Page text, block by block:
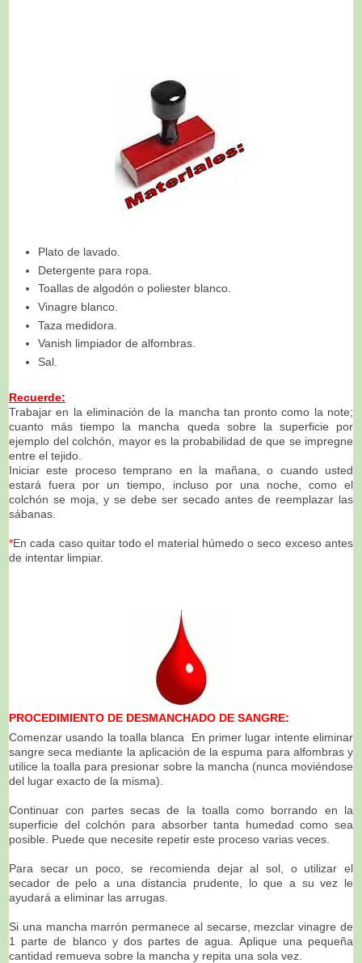
Plato de lavado.
Detergente para ropa.
Toallas de algodón o poliester blanco.
Vinagre blanco.
Taza medidora.
Vanish limpiador de alfombras.
Sal.
Recuerde:
Trabajar en la eliminación de la mancha tan pronto como la note;
cuanto más tiempo la mancha queda sobre la superficie por
ejemplo del colchón, mayor es la probabilidad de que se impregne
entre el tejido.
Iniciar este proceso temprano en la mañana, o cuando usted
estará fuera por un tiempo, incluso por una noche, como el
colchón se moja, y se debe ser secado antes de reemplazar las
sábanas.
*En cada caso quitar todo el material húmedo o seco exceso antes
de intentar limpiar.
PROCEDIMIENTO DE DESMANCHADO DE SANGRE:
Comenzar usando la toalla blanca En primer lugar intente eliminar
sangre seca mediante la aplicación de la espuma para alfombras y
utilice la toalla para presionar sobre la mancha (nunca moviéndose
del lugar exacto de la misma).
Continuar con partes secas de la toalla como borrando en la
superficie del colchón para absorber tanta humedad como sea
posible. Puede que necesite repetir este proceso varias veces.
Para secar un poco, se recomienda dejar al sol, o utilizar el
secador de pelo a una distancia prudente, lo que a su vez le
ayudará a eliminar las arrugas.
Si una mancha marrón permanece al secarse, mezclar vinagre de
1 parte de blanco y dos partes de agua. Aplique una pequeña
cantidad remueva sobre la mancha y repita una sola vez.